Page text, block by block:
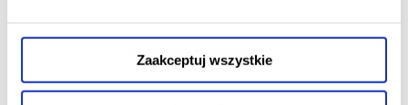
Zaakceptuj wszystkie
kredyt hipoteczny
nieruchomości